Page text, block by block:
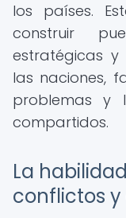
los países.
construir
estratégicas
las naciones,
problemas y
compartidos.
La
conflictos